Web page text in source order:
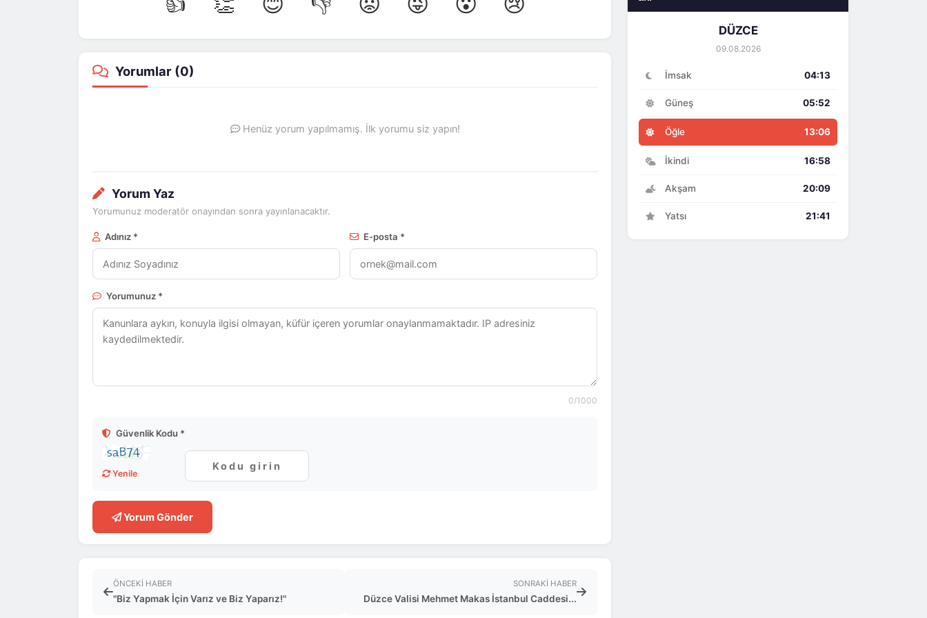
Yorumlar (0)
Henüz yorum yapılmamış. İlk yorumu siz yapın!
Yorum Yaz
Yorumunuz moderatör onayından sonra yayınlanacaktır.
Adınız * E-posta *
Yorumunuz *
0/1000
Güvenlik Kodu *
Yenile
Yorum Gönder
ÖNCEKI HABER
"Biz Yapmak İçin Varız ve Biz Yaparız!"
SONRAKI HABER
Düzce Valisi Mehmet Makas İstanbul Caddesi...
DÜZCE
09.08.2026
İmsak 04:13
Güneş 05:52
Öğle 13:06
İkindi 16:58
Akşam 20:09
Yatsı 21:41